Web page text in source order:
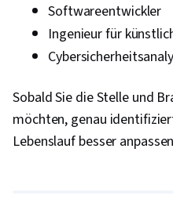
Softwareentwickler
Ingenieur für
Sobald Sie die Stelle und
möchten, genau
Lebenslauf besser
0:09